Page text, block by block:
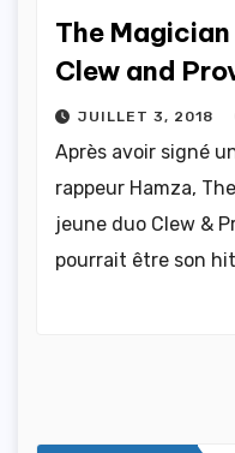
The
Clew and
JUILLET 3, 2018
Après avoir signé
rappeur Hamza,
jeune duo Clew &
pourrait être son